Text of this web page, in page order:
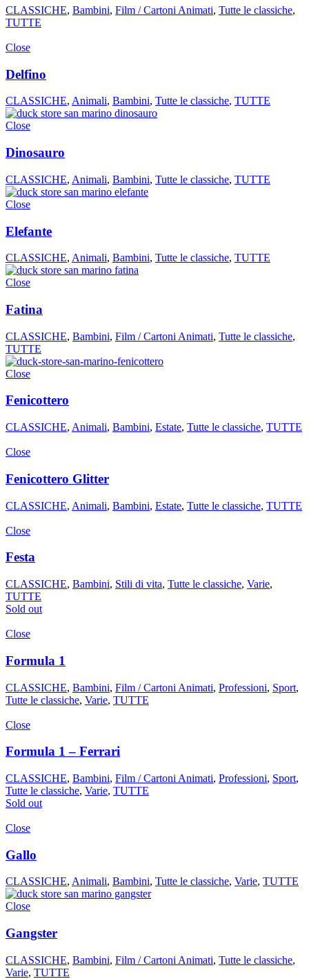
CLASSICHE, Bambini, Film / Cartoni Animati, Tutte le classiche,
TUTTE
Close
Delfino
CLASSICHE, Animali, Bambini, Tutte le classiche, TUTTE
Close
Dinosauro
CLASSICHE, Animali, Bambini, Tutte le classiche, TUTTE
Close
Elefante
CLASSICHE, Animali, Bambini, Tutte le classiche, TUTTE
Close
Fatina
CLASSICHE, Bambini, Film / Cartoni Animati, Tutte le classiche,
TUTTE
Close
Fenicottero
CLASSICHE, Animali, Bambini, Estate, Tutte le classiche, TUTTE
Close
Fenicottero Glitter
CLASSICHE, Animali, Bambini, Estate, Tutte le classiche, TUTTE
Close
Festa
CLASSICHE, Bambini, Stili di vita, Tutte le classiche, Varie,
TUTTE
Sold out
Close
Formula 1
CLASSICHE, Bambini, Film / Cartoni Animati, Professioni, Sport,
Tutte le classiche, Varie, TUTTE
Close
Formula 1 – Ferrari
CLASSICHE, Bambini, Film / Cartoni Animati, Professioni, Sport,
Tutte le classiche, Varie, TUTTE
Sold out
Close
Gallo
CLASSICHE, Animali, Bambini, Tutte le classiche, Varie, TUTTE
Close
Gangster
CLASSICHE, Bambini, Film / Cartoni Animati, Tutte le classiche,
Varie, TUTTE